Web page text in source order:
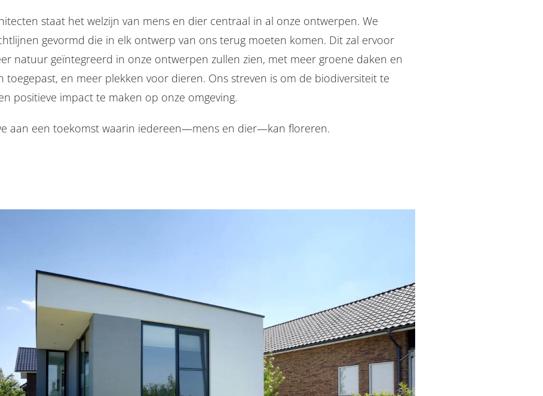
staat het welzijn van mens en dier centraal in al onze ontwerpen. We
gevormd die in elk ontwerp van ons terug moeten komen. Dit zal ervoor
natuur geïntegreerd in onze ontwerpen zullen zien, met meer groene daken en
toegepast, en meer plekken voor dieren. Ons streven is om de biodiversiteit te
positieve impact te maken op onze omgeving.
aan een toekomst waarin iedereen—mens en dier—kan floreren.